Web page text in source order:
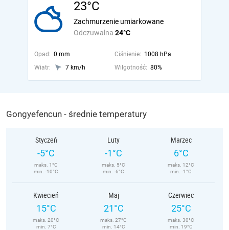
23°C
Odczuwalna 24°C
Zachmurzenie umiarkowane
Opad: 0 mm Ciśnienie: 1008 hPa
Wiatr:
7 km/h Wilgotność: 80%
Gongyefencun - średnie temperatury
Styczeń
-5°C
maks. 1°C
min. -10°C
Luty
-1°C
maks. 5°C
min. -6°C
Marzec
6°C
maks. 12°C
min. -1°C
Kwiecień
15°C
maks. 20°C
min. 7°C
Maj
21°C
maks. 27°C
min. 14°C
Czerwiec
25°C
maks. 30°C
min. 19°C